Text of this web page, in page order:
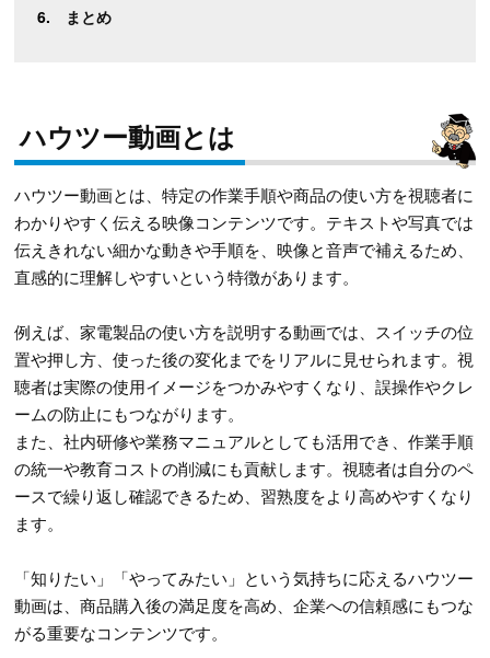
まとめ
ハウツー動画とは
ハウツー動画とは、特定の作業手順や商品の使い方を視聴者に
わかりやすく伝える映像コンテンツです。テキストや写真では
伝えきれない細かな動きや手順を、映像と音声で補えるため、
直感的に理解しやすいという特徴があります。
例えば、家電製品の使い方を説明する動画では、スイッチの位
置や押し方、使った後の変化までをリアルに見せられます。視
聴者は実際の使用イメージをつかみやすくなり、誤操作やクレ
ームの防止にもつながります。
また、社内研修や業務マニュアルとしても活用でき、作業手順
の統一や教育コストの削減にも貢献します。視聴者は自分のペ
ースで繰り返し確認できるため、習熟度をより高めやすくなり
ます。
「知りたい」「やってみたい」という気持ちに応えるハウツー
動画は、商品購入後の満足度を高め、企業への信頼感にもつな
がる重要なコンテンツです。